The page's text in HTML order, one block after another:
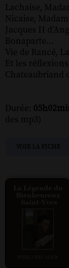
Lachaise,
Nicaise,
Jacques II
Bonaparte…
Vie de Rancé,
Et les
Chateaubriand
Durée:
des mp3)